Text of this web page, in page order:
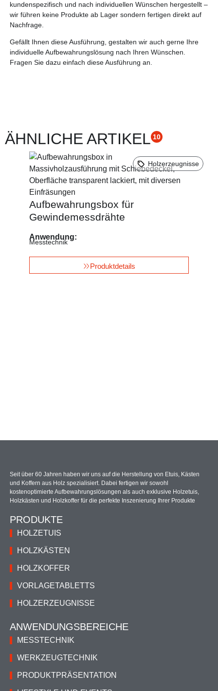
kundenspezifisch und nach individuellen Wünschen hergestellt –
wir führen keine Produkte ab Lager sondern fertigen direkt auf
Nachfrage.
Gefällt Ihnen diese Ausführung, gestalten wir auch gerne Ihre
individuelle Aufbewahrungslösung nach Ihren Wünschen.
Fragen Sie dazu einfach diese Ausführung an.
ÄHNLICHE ARTIKEL 10
Holzerzeugnisse
Aufbewahrungsbox für
Gewindemessdrähte
Anwendung:
Messtechnik
Produktdetails
Seit über 60 Jahren haben wir uns auf die Herstellung von Etuis, Kästen
und Koffern aus Holz spezialisiert. Dabei fertigen wir sowohl
kostenoptimierte Aufbewahrungslösungen als auch exklusive Holzetuis,
Holzkästen und Holzkoffer für die perfekte Inszenierung Ihrer Produkte
PRODUKTE
HOLZETUIS
HOLZKÄSTEN
HOLZKOFFER
VORLAGETABLETTS
HOLZERZEUGNISSE
ANWENDUNGSBEREICHE
MESSTECHNIK
WERKZEUGTECHNIK
PRODUKTPRÄSENTATION